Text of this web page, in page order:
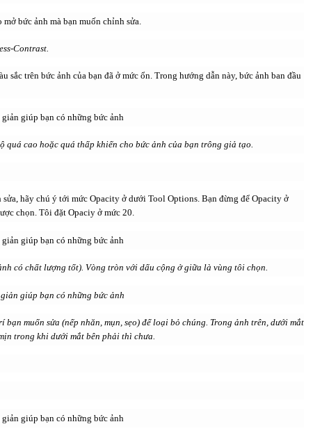
bức ảnh mà bạn muốn chỉnh sửa.
Contrast.
sắc trên bức ảnh của bạn đã ở mức ổn. Trong hướng dẫn này, bức ảnh ban đầu
quá cao hoặc quá thấp khiến cho bức ảnh của bạn trông giả tạo.
hãy chú ý tới mức Opacity ở dưới Tool Options. Bạn đừng để Opacity ở
chọn. Tôi đặt Opaciy ở mức 20.
có chất lượng tốt). Vòng tròn với dấu cộng ở giữa là vùng tôi chọn.
muốn sửa (nếp nhăn, mụn, sẹo) để loại bỏ chúng. Trong ảnh trên, dưới mắt
trong khi dưới mắt bên phải thì chưa.